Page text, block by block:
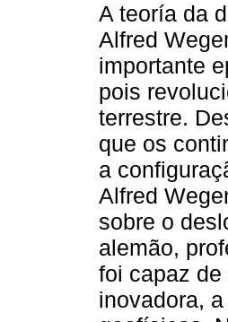
A teoría da
Alfred
importante
pois
terrestre.
que os
a
Alfred
sobre o
alemão,
foi capaz
inovadora,